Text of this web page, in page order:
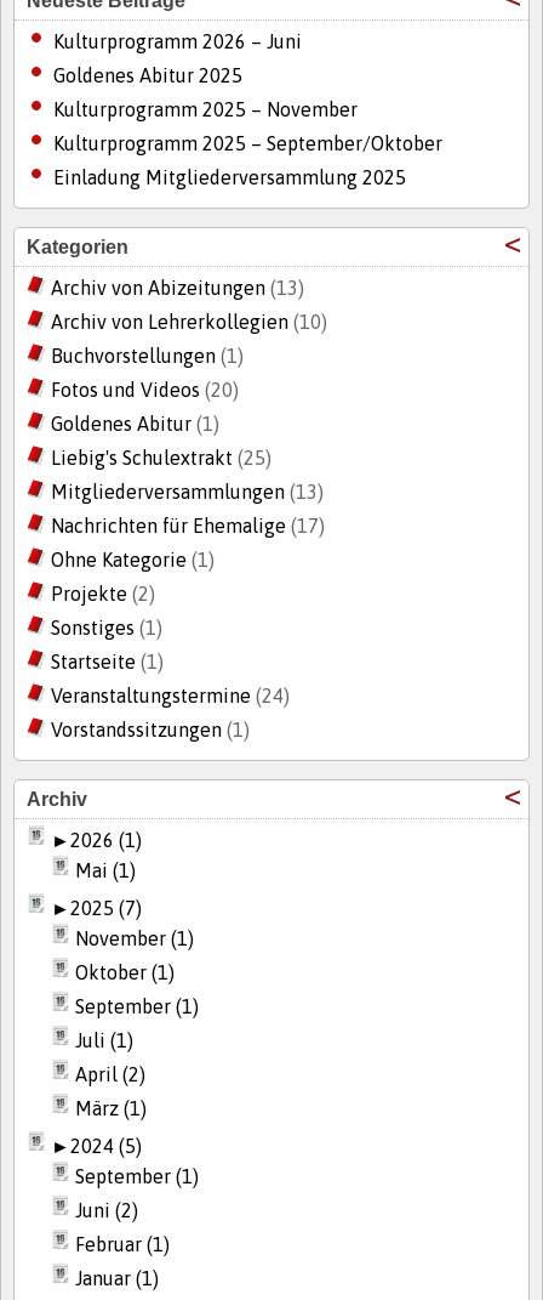
Kulturprogramm 2026 – Juni
Goldenes Abitur 2025
Kulturprogramm 2025 – November
Kulturprogramm 2025 – September/Oktober
Einladung Mitgliederversammlung 2025
Kategorien
Archiv von Abizeitungen (13)
Archiv von Lehrerkollegien (10)
Buchvorstellungen (1)
Fotos und Videos (20)
Goldenes Abitur (1)
Liebig's Schulextrakt (25)
Mitgliederversammlungen (13)
Nachrichten für Ehemalige (17)
Ohne Kategorie (1)
Projekte (2)
Sonstiges (1)
Startseite (1)
Veranstaltungstermine (24)
Vorstandssitzungen (1)
Archiv
►2026 (1)
Mai (1)
►2025 (7)
November (1)
Oktober (1)
September (1)
Juli (1)
April (2)
März (1)
►2024 (5)
September (1)
Juni (2)
Februar (1)
Januar (1)